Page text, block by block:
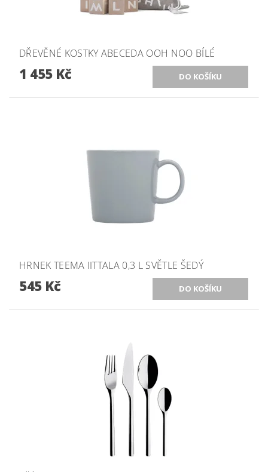
DŘEVĚNÉ KOSTKY ABECEDA OOH NOO BÍLÉ
1 455 Kč
HRNEK TEEMA IITTALA 0,3 L SVĚTLE ŠEDÝ
545 Kč